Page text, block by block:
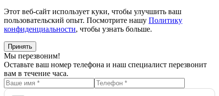
Этот веб-сайт использует куки, чтобы улучшить ваш
пользовательский опыт. Посмотрите нашу Политику
конфиденциальности, чтобы узнать больше.
Принять
Мы перезвоним!
Оставьте ваш номер телефона и наш специалист перезвонит
вам в течение часа.